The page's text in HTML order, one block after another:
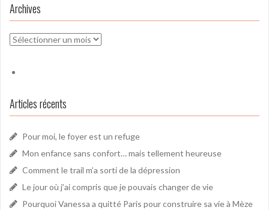
Archives
Archives
Articles récents
Pour moi, le foyer est un refuge
Mon enfance sans confort… mais tellement heureuse
Comment le trail m’a sorti de la dépression
Le jour où j’ai compris que je pouvais changer de vie
Pourquoi Vanessa a quitté Paris pour construire sa vie à Mèze